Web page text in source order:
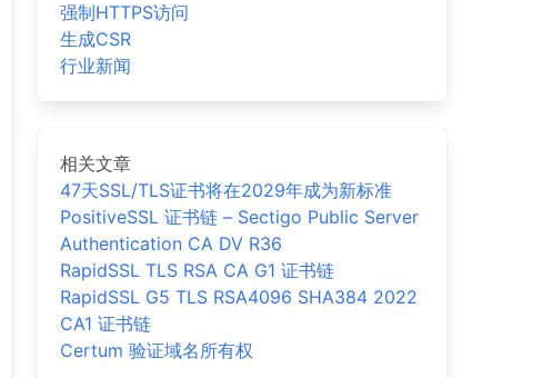
强制HTTPS访问
生成CSR
行业新闻
相关文章
47天SSL/TLS证书将在2029年成为新标准
PositiveSSL 证书链 – Sectigo Public Server
Authentication CA DV R36
RapidSSL TLS RSA CA G1 证书链
RapidSSL G5 TLS RSA4096 SHA384 2022
CA1 证书链
Certum 验证域名所有权